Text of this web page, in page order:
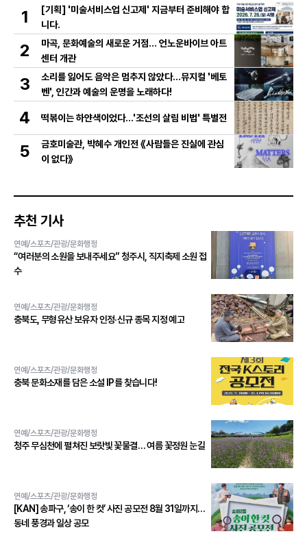
1
[기획] '미술서비스업 신고제' 지금부터 준비해야 합
니다.
2
마곡, 문화예술의 새로운 거점… 언노운바이브 아트
센터 개관
3
소리를 잃어도 음악은 멈추지 않았다…뮤지컬 '베토
벤', 인간과 예술의 운명을 노래하다!
4 떡볶이는 하얀색이었다...'조선의 살림 비법' 특별전
5
금호미술관, 박혜수 개인전 《사람들은 진실에 관심
이 없다》
추천 기사
연예/스포츠/관광/문화행정
“여러분의 소원을 보내주세요” 청주시, 직지축제 소원 접
수
연예/스포츠/관광/문화행정
충북도, 무형유산 보유자 인정·신규 종목 지정 예고
연예/스포츠/관광/문화행정
충북 문화소재를 담은 소설 IP를 찾습니다!
연예/스포츠/관광/문화행정
청주 무심천에 펼쳐진 보랏빛 꽃물결… 여름 꽃정원 눈길
연예/스포츠/관광/문화행정
[KAN] 송파구, ‘송이 한 컷’ 사진 공모전 8월 31일까지…
동네 풍경과 일상 공모